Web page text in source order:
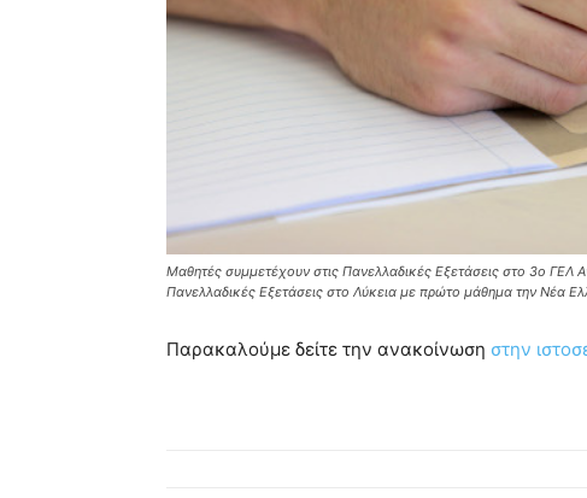
Μαθητές συμμετέχουν στις Πανελλαδικές Εξετάσεις στο 3ο ΓΕΛ
Πανελλαδικές Εξετάσεις στο Λύκεια με πρώτο μάθημα την
Παρακαλούμε δείτε την ανακοίνωση στην